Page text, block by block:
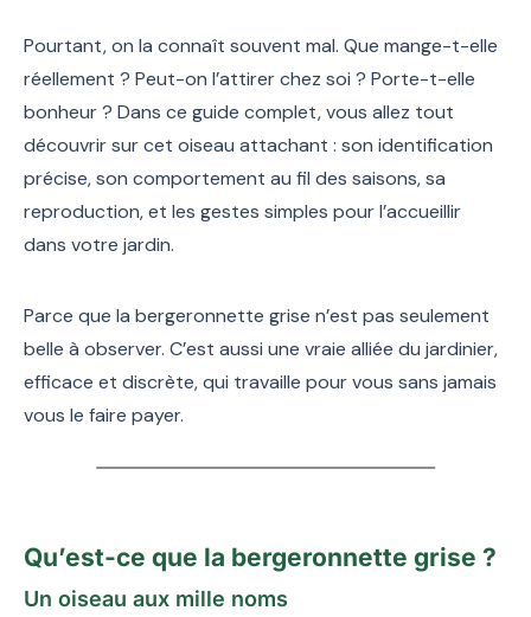
Pourtant, on la connaît souvent mal. Que mange-t-elle
réellement ? Peut-on l’attirer chez soi ? Porte-t-elle
bonheur ? Dans ce guide complet, vous allez tout
découvrir sur cet oiseau attachant : son identification
précise, son comportement au fil des saisons, sa
reproduction, et les gestes simples pour l’accueillir
dans votre jardin.
Parce que la bergeronnette grise n’est pas seulement
belle à observer. C’est aussi une vraie alliée du jardinier,
efficace et discrète, qui travaille pour vous sans jamais
vous le faire payer.
Qu’est-ce que la bergeronnette grise ?
Un oiseau aux mille noms